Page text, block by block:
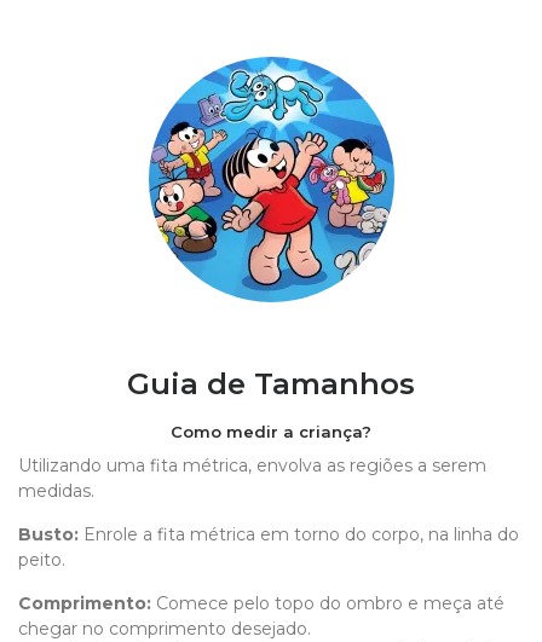
Guia de Tamanhos
Como medir a criança?
Utilizando uma fita métrica, envolva as regiões a serem
medidas.
Busto: Enrole a fita métrica em torno do corpo, na linha do
peito.
Comprimento: Comece pelo topo do ombro e meça até
chegar no comprimento desejado.